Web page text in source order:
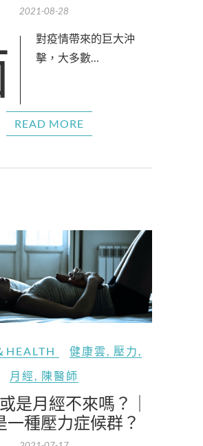
2021-08-28
擊，大多數…
READ MORE
HEALTH 健康雲, 壓力 ,
月經, 陳醫師
是月經不來嗎？｜
一種壓力症候群？